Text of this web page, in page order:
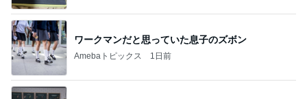
ワークマンだと思っていた息子のズボン
Amebaトピックス 1日前